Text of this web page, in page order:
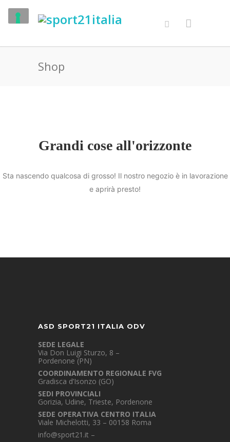
Shop
Grandi cose all'orizzonte
Sta nascendo qualcosa di grosso! Il nostro negozio è in lavorazione
e aprirà presto!
ASD SPORT21 ITALIA ODV
SEDE LEGALE
Via Don Luigi Sturzo, 8 –
Pordenone (PN)
COORDINAMENTO REGIONALE FVG
Gradisca d’Isonzo (GO)
SEDI PROVINCIALI
Gorizia, Udine, Trieste, Pordenone
SEDE OPERATIVA CENTRO ITALIA
Viale Michelotti, 33 – 00158 Roma
info@sport21.it –